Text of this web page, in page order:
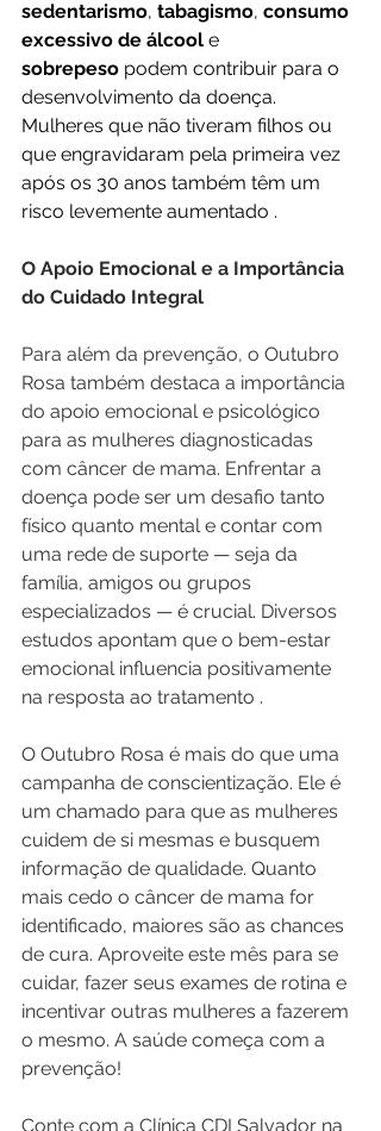
sedentarismo, tabagismo, consumo
excessivo de álcool e
sobrepeso podem contribuir para o
desenvolvimento da doença.
Mulheres que não tiveram filhos ou
que engravidaram pela primeira vez
após os 30 anos também têm um
risco levemente aumentado .
O Apoio Emocional e a Importância
do Cuidado Integral
Para além da prevenção, o Outubro
Rosa também destaca a importância
do apoio emocional e psicológico
para as mulheres diagnosticadas
com câncer de mama. Enfrentar a
doença pode ser um desafio tanto
físico quanto mental e contar com
uma rede de suporte — seja da
família, amigos ou grupos
especializados — é crucial. Diversos
estudos apontam que o bem-estar
emocional influencia positivamente
na resposta ao tratamento .
O Outubro Rosa é mais do que uma
campanha de conscientização. Ele é
um chamado para que as mulheres
cuidem de si mesmas e busquem
informação de qualidade. Quanto
mais cedo o câncer de mama for
identificado, maiores são as chances
de cura. Aproveite este mês para se
cuidar, fazer seus exames de rotina e
incentivar outras mulheres a fazerem
o mesmo. A saúde começa com a
prevenção!
Conte com a Clínica CDI Salvador na